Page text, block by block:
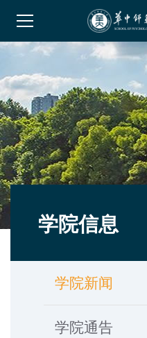
学院信息
学院新闻
学院通告